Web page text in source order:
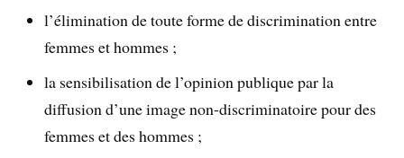
l’élimination de toute forme de discrimination entre
femmes et hommes ;
la sensibilisation de l’opinion publique par la
diffusion d’une image non-discriminatoire pour des
femmes et des hommes ;